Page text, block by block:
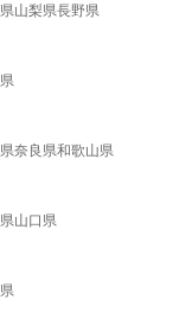
山梨県長野県
奈良県和歌山県
山口県